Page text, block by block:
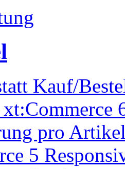
Kauf/
pro
5